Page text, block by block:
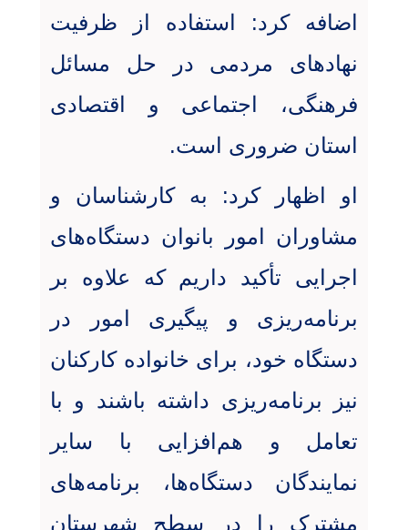
اضافه کرد: استفاده از ظرفیت
نهادهای مردمی در حل مسائل
فرهنگی، اجتماعی و اقتصادی
استان ضروری است.
او اظهار کرد: به کارشناسان و
مشاوران امور بانوان دستگاه‌های
اجرایی تأکید داریم که علاوه بر
برنامه‌ریزی و پیگیری امور در
دستگاه خود، برای خانواده کارکنان
نیز برنامه‌ریزی داشته باشند و با
تعامل و هم‌افزایی با سایر
نمایندگان دستگاه‌ها، برنامه‌های
مشترک را در سطح شهرستان